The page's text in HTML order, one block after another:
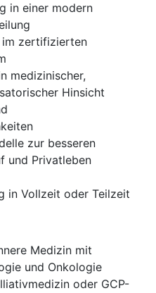
in einer modern
im zertifizierten
medizinischer,
Hinsicht
zur besseren
und Privatleben
in Vollzeit oder Teilzeit
Medizin mit
und Onkologie
oder GCP-